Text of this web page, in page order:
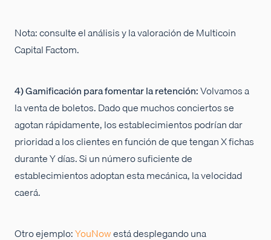
Nota: consulte el análisis y la valoración de Multicoin
Capital Factom.
4) Gamificación para fomentar la retención:Volvamos a
la venta de boletos. Dado que muchos conciertos se
agotan rápidamente, los establecimientos podrían dar
prioridad a los clientes en función de que tengan X fichas
durante Y días. Si un número suficiente de
establecimientos adoptan esta mecánica, la velocidad
caerá.
Otro ejemplo:YouNowestá desplegando una